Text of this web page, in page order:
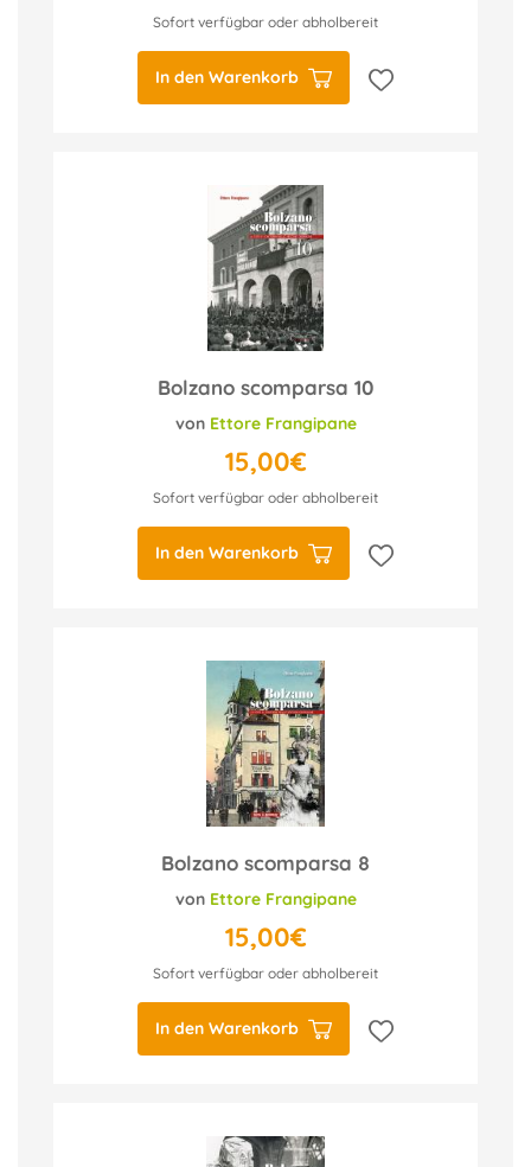
Sofort verfügbar oder abholbereit
In den Warenkorb
Bolzano scomparsa 10
von Ettore Frangipane
15,00€
Sofort verfügbar oder abholbereit
In den Warenkorb
Bolzano scomparsa 8
von Ettore Frangipane
15,00€
Sofort verfügbar oder abholbereit
In den Warenkorb